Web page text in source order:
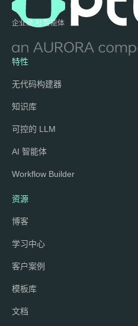
企业级 AI 智能体
特性
无代码构建器
知识库
可控的 LLM
AI 智能体
Workflow Builder
资源
博客
学习中心
客户案例
模板库
文档